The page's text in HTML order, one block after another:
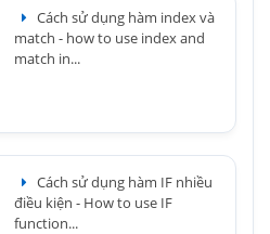
Cách sử dụng hàm index và
match - how to use index and
match in...
Cách sử dụng hàm IF nhiều
điều kiện - How to use IF
function...